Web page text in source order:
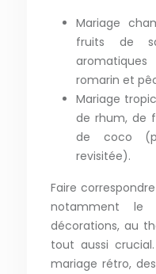
Mariage
fruits de
romarin et
Mariage
de rhum, de
de coco
revisitée).
Faire
notamment
décorations, au
tout aussi
mariage rétro,